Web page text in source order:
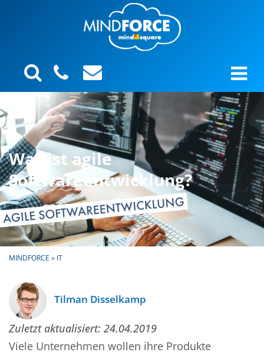
Was ist agile
Softwareentwicklung?
MINDFORCE » IT
Tilman Disselkamp
Zuletzt aktualisiert: 24.04.2019
Viele Unternehmen wollen ihre Produkte